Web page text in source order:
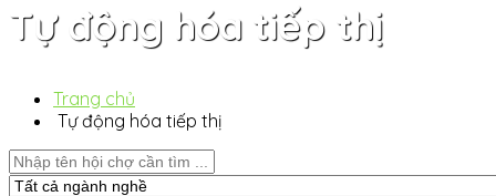
Tự động hóa tiếp thị
Trang chủ
Tự động hóa tiếp thị